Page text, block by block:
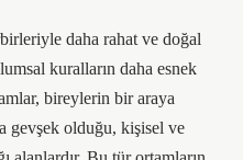
daha rahat ve doğal
kuralların daha esnek
bireylerin bir araya
gevşek olduğu, kişisel ve